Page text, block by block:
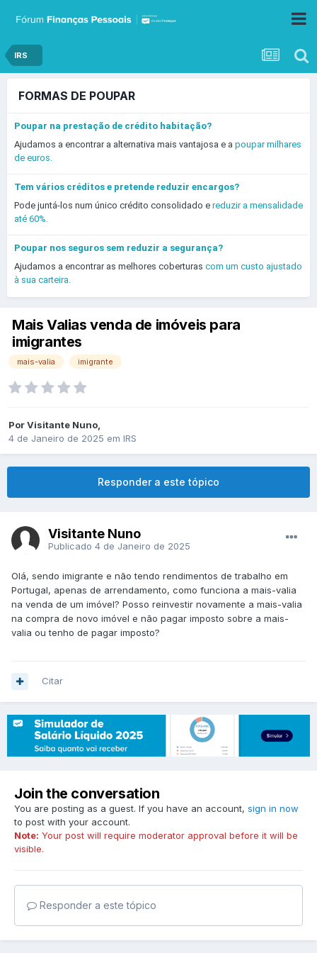
IRS
FORMAS DE POUPAR
Poupar na prestação de crédito habitação?
Ajudamos a encontrar a alternativa mais vantajosa e a poupar milhares
de euros.
Tem vários créditos e pretende reduzir encargos?
Pode juntá-los num único crédito consolidado e reduzir a mensalidade
até 60%.
Poupar nos seguros sem reduzir a segurança?
Ajudamos a encontrar as melhores coberturas com um custo ajustado
à sua carteira.
Mais Valias venda de imóveis para
imigrantes
mais-valia imigrante
PorVisitante Nuno,
4 de Janeiro de 2025 em IRS
Responder a este tópico
Visitante Nuno
Publicado 4 de Janeiro de 2025
Olá, sendo imigrante e não tendo rendimentos de trabalho em
Portugal, apenas de arrendamento, como funciona a mais-valia
na venda de um imóvel? Posso reinvestir novamente a mais-valia
na compra de novo imóvel e não pagar imposto sobre a mais-
valia ou tenho de pagar imposto?
Citar
Join the conversation
You are posting as a guest. If you have an account, sign in now
to post with your account.
Note: Your post will require moderator approval before it will be
visible.
Responder a este tópico